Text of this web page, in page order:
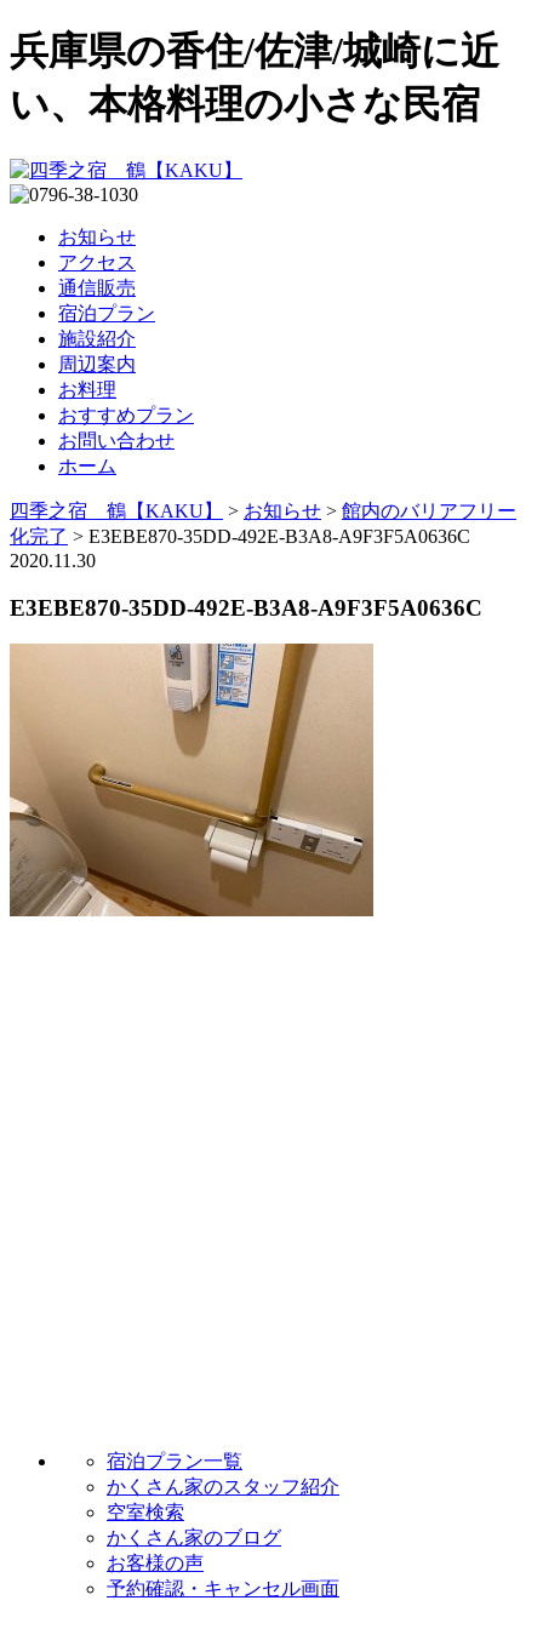
兵庫県の香住/佐津/城崎に近
い、本格料理の小さな民宿
お知らせ
アクセス
通信販売
宿泊プラン
施設紹介
周辺案内
お料理
おすすめプラン
お問い合わせ
ホーム
四季之宿 鶴【KAKU】 > お知らせ > 館内のバリアフリー
化完了 > E3EBE870-35DD-492E-B3A8-A9F3F5A0636C
2020.11.30
E3EBE870-35DD-492E-B3A8-A9F3F5A0636C
宿泊プラン一覧
かくさん家のスタッフ紹介
空室検索
かくさん家のブログ
お客様の声
予約確認・キャンセル画面